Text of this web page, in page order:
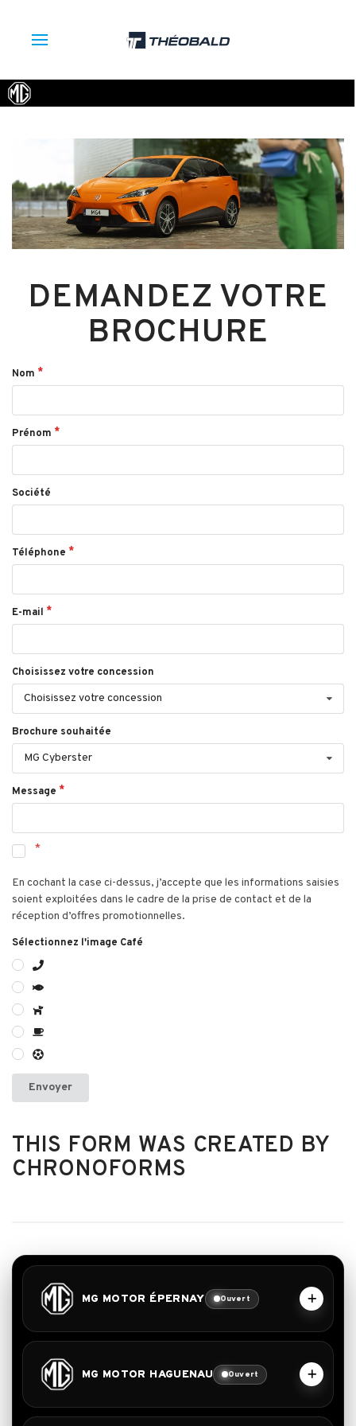
DEMANDEZ VOTRE
BROCHURE
Nom
Prénom
Société
Téléphone
E-mail
Choisissez votre concession
Choisissez votre concession
Brochure souhaitée
MG Cyberster
Message
En cochant la case ci-dessus, j’accepte que les informations saisies
soient exploitées dans le cadre de la prise de contact et de la
réception d’offres promotionnelles.
Sélectionnez l'image Café
Envoyer
THIS FORM WAS CREATED BY
CHRONOFORMS
MG MOTOR ÉPERNAY Ouvert
Lun - Ven 9h-12h / 14h-19h
MG MOTOR HAGUENAU Ouvert